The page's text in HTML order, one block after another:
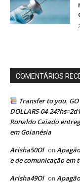
COMENTÁRIOS
Transfer to you. GO
DOLLARS-04-
Ronaldo Caiado
em Goianésia
Arisha50Ol on
e de comunicação em
Arisha49Ol on